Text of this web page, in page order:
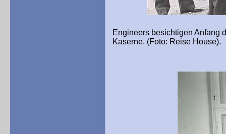
Engineers besichtigen Anfang
Kaserne. (Foto: Reise House).